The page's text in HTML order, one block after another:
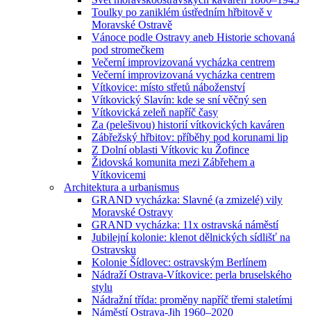
Toulky po zaniklém ústředním hřbitově v
Moravské Ostravě
Vánoce podle Ostravy aneb Historie schovaná
pod stromečkem
Večerní improvizovaná vycházka centrem
Večerní improvizovaná vycházka centrem
Vítkovice: místo střetů náboženství
Vítkovický Slavín: kde se sní věčný sen
Vítkovická zeleň napříč časy
Za (pelešivou) historií vítkovických kaváren
Zábřežský hřbitov: příběhy pod korunami lip
Z Dolní oblasti Vítkovic ku Žofince
Židovská komunita mezi Zábřehem a
Vítkovicemi
Architektura a urbanismus
GRAND vycházka: Slavné (a zmizelé) vily
Moravské Ostravy
GRAND vycházka: 11x ostravská náměstí
Jubilejní kolonie: klenot dělnických sídlišť na
Ostravsku
Kolonie Šídlovec: ostravským Berlínem
Nádraží Ostrava-Vítkovice: perla bruselského
stylu
Nádražní třída: proměny napříč třemi staletími
Náměstí Ostrava-Jih 1960–2020